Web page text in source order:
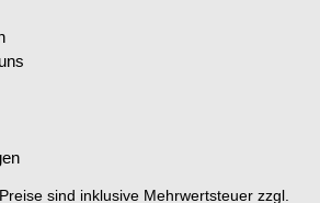
sind inklusive Mehrwertsteuer zzgl.